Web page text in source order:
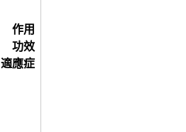
作用
功效
適應症